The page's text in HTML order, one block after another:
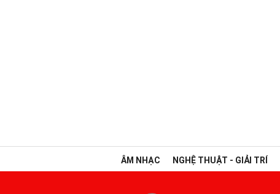
ÂM NHẠC NGHỆ THUẬT - GIẢI TRÍ